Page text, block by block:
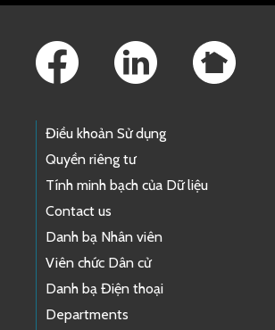
Điều khoản Sử dụng
Quyền riêng tư
Tính minh bạch của Dữ liệu
Contact us
Danh bạ Nhân viên
Viên chức Dân cử
Danh bạ Điện thoại
Departments